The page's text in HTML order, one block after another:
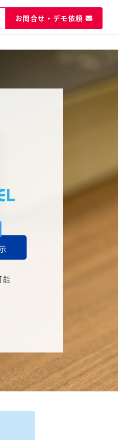
お問合せ・デモ依頼
能